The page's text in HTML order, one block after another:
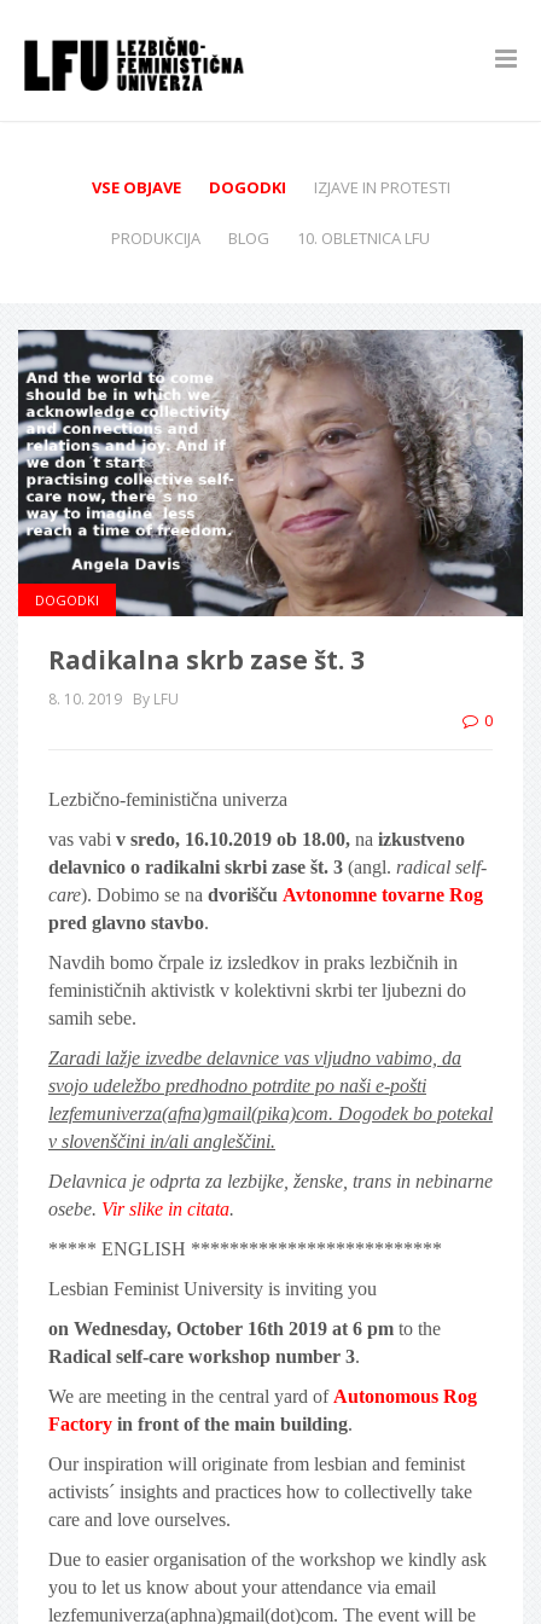
VSE OBJAVE DOGODKI IZJAVE IN PROTESTI
PRODUKCIJA BLOG 10. OBLETNICA LFU
DOGODKI
Radikalna skrb zase št. 3
8. 10. 2019 By LFU
0
Lezbično-feministična univerza
vas vabi v sredo, 16.10.2019 ob 18.00, na izkustveno
delavnico o radikalni skrbi zase št. 3 (angl. radical self-
care). Dobimo se na dvorišču Avtonomne tovarne Rog
pred glavno stavbo.
Navdih bomo črpale iz izsledkov in praks lezbičnih in
feminističnih aktivistk v kolektivni skrbi ter ljubezni do
samih sebe.
Zaradi lažje izvedbe delavnice vas vljudno vabimo, da
svojo udeležbo predhodno potrdite po naši e-pošti
lezfemuniverza(afna)gmail(pika)com. Dogodek bo potekal
v slovenščini in/ali angleščini.
Delavnica je odprta za lezbijke, ženske, trans in nebinarne
osebe. Vir slike in citata.
***** ENGLISH **************************
Lesbian Feminist University is inviting you
on Wednesday, October 16th 2019 at 6 pm to the
Radical self-care workshop number 3.
We are meeting in the central yard of Autonomous Rog
Factory in front of the main building.
Our inspiration will originate from lesbian and feminist
activists´ insights and practices how to collectivelly take
care and love ourselves.
Due to easier organisation of the workshop we kindly ask
you to let us know about your attendance via email
lezfemuniverza(aphna)gmail(dot)com. The event will be